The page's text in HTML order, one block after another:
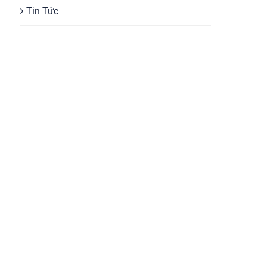
Tin Tức